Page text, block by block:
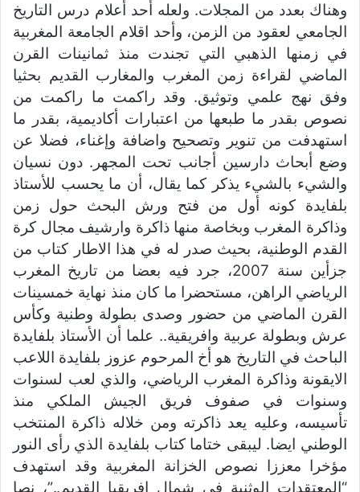
وهناك بعدد من المجلات. ولعله أحد أعلام درس التاريخ
الجامعي لعقود من الزمن، وأحد اقلام الجامعة المغربية
في زمنها الذهبي التي تجندت منذ ثمانينات القرن
الماضي لقراءة زمن المغرب والمغارب القديم بحثيا
وفق نهج علمي وتوثيق. وقد راكمت ما راكمت من
نصوص بقدر ما طبعها من اعتبارات أكاديمية، بقدر ما
استهدفت من تنوير وتصحيح واضافة وإغناء، فضلا عن
وضع أبحاث دارسين أجانب تحت المجهر. دون نسيان
والشيء بالشيء يذكر كما يقال، أن ما يحسب للأستاذ
بلفايدة كونه أول من فتح ورش البحث حول زمن
وذاكرة المغرب وبخاصة منها ذاكرة وارشيف مجال كرة
القدم الوطنية، بحيث صدر له في هذا الاطار كتاب من
جزأين سنة 2007، جرد فيه بعضا من تاريخ المغرب
الرياضي الراهن، مستحضرا ما كان منذ نهاية خمسينات
القرن الماضي من حضور وصدى بطولة وطنية وكأس
عرش وبطولة عربية وافريقية.. علما أن الأستاذ بلفايدة
الباحث في التاريخ هو أخ المرحوم عزوز بلفايدة اللاعب
الايقونة وذاكرة المغرب الرياضي، والذي لعب لسنوات
وسنوات في صفوف فريق الجيش الملكي منذ
تأسيسه، وعليه يعد ذاكرته ومن خلاله ذاكرة المنتخب
الوطني ايضا. ليبقى ختاما كتاب بلفايدة الذي رأى النور
مؤخرا معززا نصوص الخزانة المغربية وقد استهدف
“المعتقدات الوثنية في شمال افريقيا القديم..”، نصا